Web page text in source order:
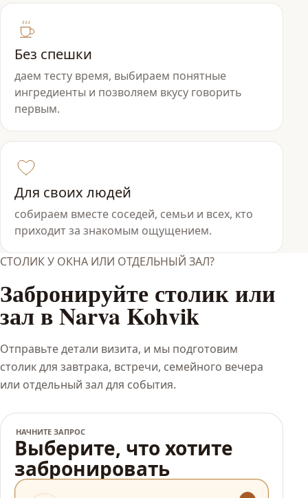
Без спешки
даем тесту время, выбираем понятные
ингредиенты и позволяем вкусу говорить
первым.
Для своих людей
собираем вместе соседей, семьи и всех, кто
приходит за знакомым ощущением.
СТОЛИК У ОКНА ИЛИ ОТДЕЛЬНЫЙ ЗАЛ?
Забронируйте столик или
зал в Narva Kohvik
Отправьте детали визита, и мы подготовим
столик для завтрака, встречи, семейного вечера
или отдельный зал для события.
НАЧНИТЕ ЗАПРОС
Выберите, что хотите
забронировать